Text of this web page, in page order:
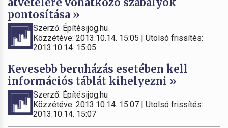
pontosítása »
Szerző: Építésijog.hu
Közzétéve: 2013.10.14. 15:05 | Utolsó frissítés:
2013.10.14. 15:05
Kevesebb beruházás esetében kell
információs táblát kihelyezni »
Szerző: Építésijog.hu
Közzétéve: 2013.10.14. 15:07 | Utolsó frissítés:
2013.10.14. 15:07